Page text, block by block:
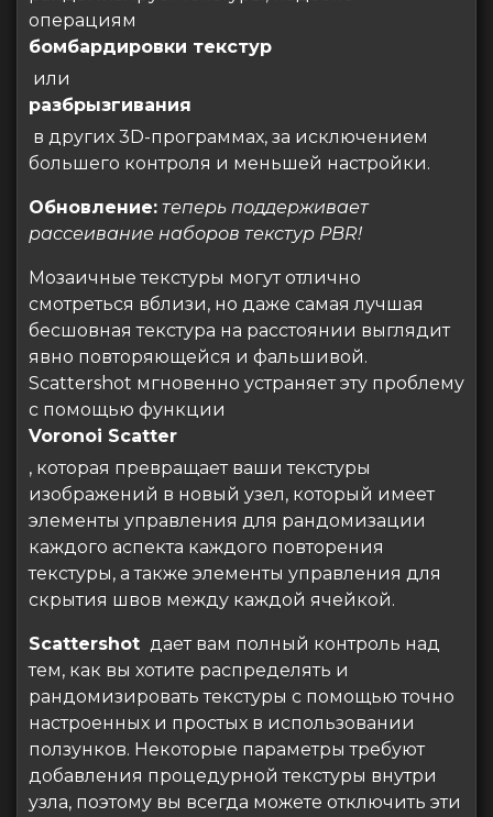
операциям
бомбардировки текстур
или
разбрызгивания
в других 3D-программах, за исключением
большего контроля и меньшей настройки.
Обновление: теперь поддерживает
рассеивание наборов текстур PBR!
Мозаичные текстуры могут отлично
смотреться вблизи, но даже самая лучшая
бесшовная текстура на расстоянии выглядит
явно повторяющейся и фальшивой.
Scattershot мгновенно устраняет эту проблему
с помощью функции
Voronoi Scatter
, которая превращает ваши текстуры
изображений в новый узел, который имеет
элементы управления для рандомизации
каждого аспекта каждого повторения
текстуры, а также элементы управления для
скрытия швов между каждой ячейкой.
Scattershot дает вам полный контроль над
тем, как вы хотите распределять и
рандомизировать текстуры с помощью точно
настроенных и простых в использовании
ползунков. Некоторые параметры требуют
добавления процедурной текстуры внутри
узла, поэтому вы всегда можете отключить эти